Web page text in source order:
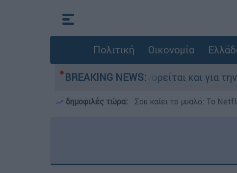
Πολιτική Οικονομία
BREAKING NEWS:
Ελλάδα - Κατηγορείται και για την εκτέλεση
δημοφιλές τώρα: Σου καίει το μυαλό: Το